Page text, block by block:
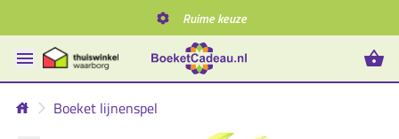
Ruime keuze
Boeket lijnenspel